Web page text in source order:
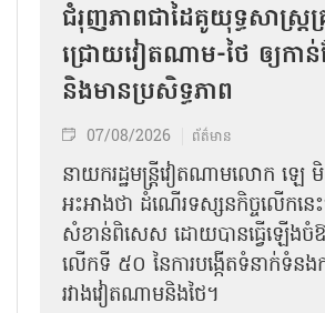
ជំរុញភាពជាដៃគូយុទ្ធសាស្ត្រ
ជ្រោយវៀតណាម-ថៃ ឲ្យកាន់
និងមានប្រសិទ្ធភាព
07/08/2026 ព័ត៌មាន
នាយករដ្ឋមន្ត្រីវៀតណាមលោក ឡ
អះអាងថា ដំណើរទស្សនកិច្ចលើកនេ
សំខាន់ពិសេស ដោយបានធ្វើឡើង
លើកទី ៥០ នៃការបង្កើតទំនាក់ទំនង
រវាងវៀតណាមនិងថៃ។